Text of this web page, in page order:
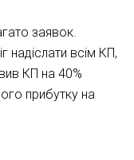
заявок.
надіслати всім КП,
КП на 40%
прибутку на